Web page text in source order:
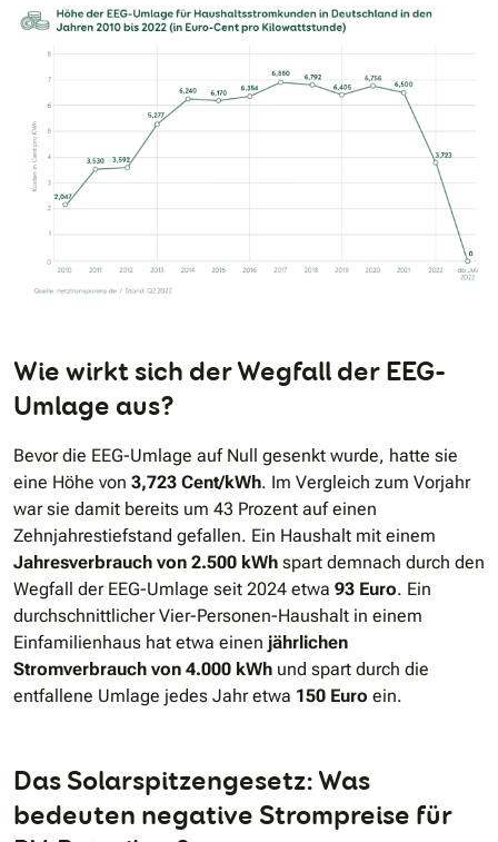
Wie wirkt sich der Wegfall der EEG-
Umlage aus?
Bevor die EEG-Umlage auf Null gesenkt wurde, hatte sie
eine Höhe von 3,723 Cent/kWh. Im Vergleich zum Vorjahr
war sie damit bereits um 43 Prozent auf einen
Zehnjahrestiefstand gefallen. Ein Haushalt mit einem
Jahresverbrauch von 2.500 kWh spart demnach durch den
Wegfall der EEG-Umlage seit 2024 etwa 93 Euro. Ein
durchschnittlicher Vier-Personen-Haushalt in einem
Einfamilienhaus hat etwa einen jährlichen
Stromverbrauch von 4.000 kWh und spart durch die
entfallene Umlage jedes Jahr etwa 150 Euro ein.
Das Solarspitzengesetz: Was
bedeuten negative Strompreise für